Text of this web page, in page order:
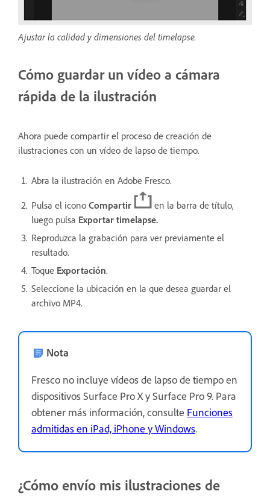
Ajustar la calidad y dimensiones del timelapse.
Cómo guardar un vídeo a cámara
rápida de la ilustración
Ahora puede compartir el proceso de creación de
ilustraciones con un vídeo de lapso de tiempo.
Abra la ilustración en Adobe Fresco.
Pulsa el icono Compartir
en la barra de título,
luego pulsa Exportar timelapse.
Reproduzca la grabación para ver previamente el
resultado.
Toque Exportación.
Seleccione la ubicación en la que desea guardar el
archivo MP4.
Nota
Fresco no incluye vídeos de lapso de tiempo en
dispositivos Surface Pro X y Surface Pro 9. Para
obtener más información, consulte Funciones
admitidas en iPad, iPhone y Windows.
¿Cómo envío mis ilustraciones de